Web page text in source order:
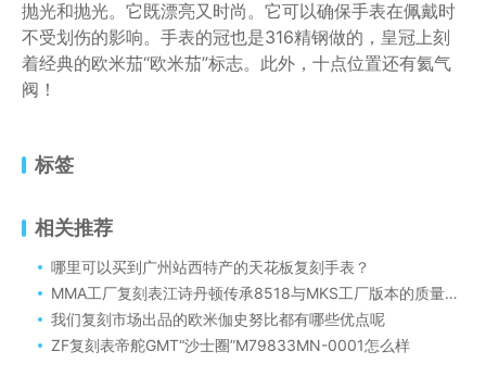
抛光和抛光。它既漂亮又时尚。它可以确保手表在佩戴时
不受划伤的影响。手表的冠也是316精钢做的，皇冠上刻
着经典的欧米茄“欧米茄”标志。此外，十点位置还有氦气
阀！
标签
相关推荐
哪里可以买到广州站西特产的天花板复刻手表？
MMA工厂复刻表江诗丹顿传承8518与MKS工厂版本的质量相比如何
我们复刻市场出品的欧米伽史努比都有哪些优点呢
ZF复刻表帝舵GMT“沙士圈”M79833MN-0001怎么样